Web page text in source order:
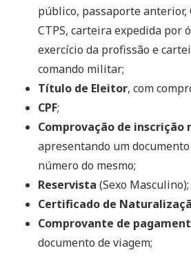
público, passaporte anterior,
CTPS, carteira expedida por
exercício da profissão e
comando militar;
Título de Eleitor, com
CPF;
Comprovação de inscrição
apresentando um
número do mesmo;
Reservista (Sexo Masculino);
Certificado de
Comprovante de
documento de viagem;